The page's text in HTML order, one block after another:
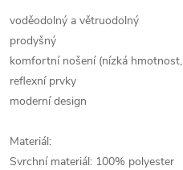
voděodolný a větruodolný
prodyšný
komfortní nošení (nízká
reflexní prvky
moderní design
Materiál:
Svrchní materiál: 100% polyester